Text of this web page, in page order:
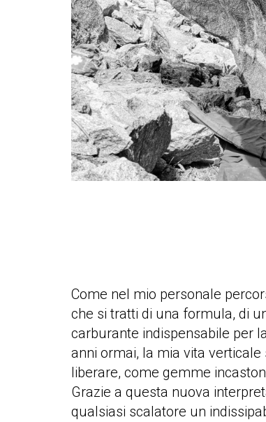
buone
pratiche
mello
history
i nostri
sponsor
Come nel mio personale
che si tratti di una formula, di
carburante indispensabile per
anni ormai, la mia vita
liberare, come gemme
Grazie a questa nuova
qualsiasi scalatore un